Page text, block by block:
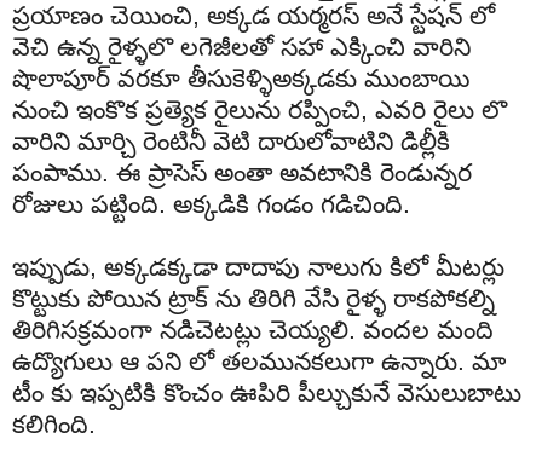
ప్రయాణం చెయించి, అక్కడ యర్మరస్ అనే స్టేషన్ లో
వెచి ఉన్న రైళ్ళలొ లగెజీలతో సహా ఎక్కించి వారిని
షొలాపూర్ వరకూ తీసుకెళ్ళిఅక్కడకు ముంబాయి
నుంచి ఇంకొక ప్రత్యెక రైలును రప్పించి, ఎవరి రైలు లొ
వారిని మార్చి రెంటినీ వెటి దారులోవాటిని డిల్లీకి
పంపాము. ఈ ప్రాసెస్ అంతా అవటానికి రెండున్నర
రోజులు పట్టింది. అక్కడికి గండం గడిచింది.
ఇప్పుడు, అక్కడక్కడా దాదాపు నాలుగు కిలో మీటర్లు
కొట్టుకు పోయిన ట్రాక్ ను తిరిగి వేసి రైళ్ళ రాకపోకల్ని
తిరిగిసక్రమంగా నడిచెటట్లు చెయ్యలి. వందల మంది
ఉద్యొగులు ఆ పని లో తలమునకలుగా ఉన్నారు. మా
టీం కు ఇప్పటికి కొంచం ఊపిరి పీల్చుకునే వెసులుబాటు
కలిగింది.